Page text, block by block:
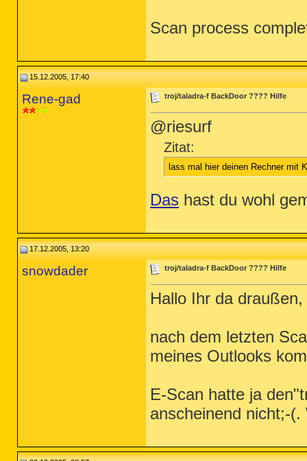
Scan process
15.12.2005, 17:40
Rene-gad troj/taladra-f BackDoor ???? Hilfe
@riesurf
Zitat:
lass mal hier deinen Rechner mit
Das hast du wohl
17.12.2005, 13:20
snowdader troj/taladra-f BackDoor ???? Hilfe
Hallo Ihr da draußen,
nach dem letzten
meines Outlooks
E-Scan hatte ja
anscheinend nicht;-